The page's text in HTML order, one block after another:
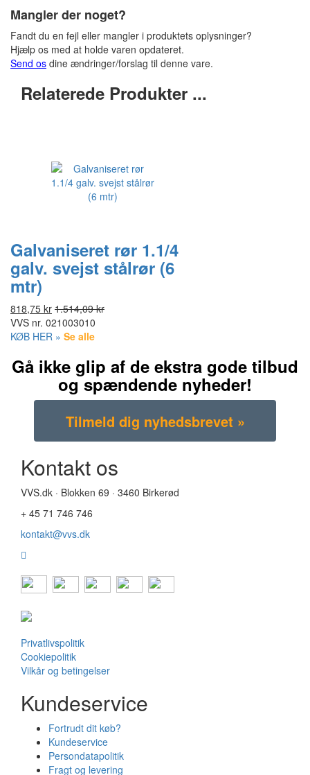
Mangler der noget?
Fandt du en fejl eller mangler i produktets oplysninger?
Hjælp os med at holde varen opdateret.
Send os dine ændringer/forslag til denne vare.
Relaterede Produkter ...
Galvaniseret rør 1.1/4
galv. svejst stålrør (6
mtr)
818,75 kr 1.514,09 kr
VVS nr. 021003010
KØB HER » Se alle
Gå ikke glip af de ekstra gode tilbud
og spændende nyheder!
Kontakt os
VVS.dk · Blokken 69 · 3460 Birkerød
+ 45 71 746 746
kontakt@vvs.dk
Privatlivspolitik
Cookiepolitik
Vilkår og betingelser
Kundeservice
Fortrudt dit køb?
Kundeservice
Persondatapolitik
Fragt og levering